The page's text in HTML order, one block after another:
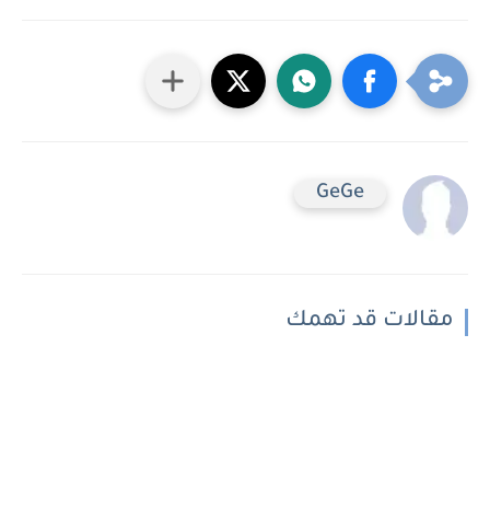
GeGe
مقالات قد تهمك